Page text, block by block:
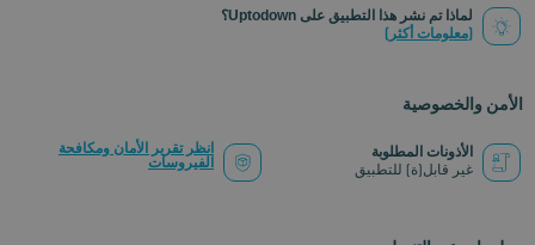
لماذا تم نشر هذا التطبيق على Uptodown؟
(معلومات أكثر)
الأمن والخصوصية
الأذونات المطلوبة
غير قابل(ة) للتطبيق
انظر تقرير الأمان ومكافحة
الفيروسات